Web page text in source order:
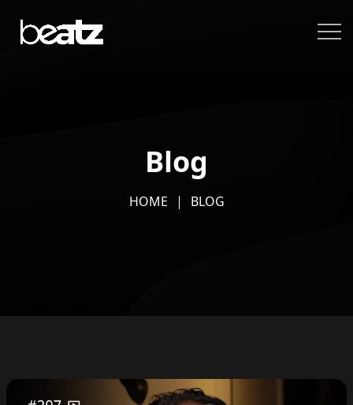
Blog
HOME BLOG